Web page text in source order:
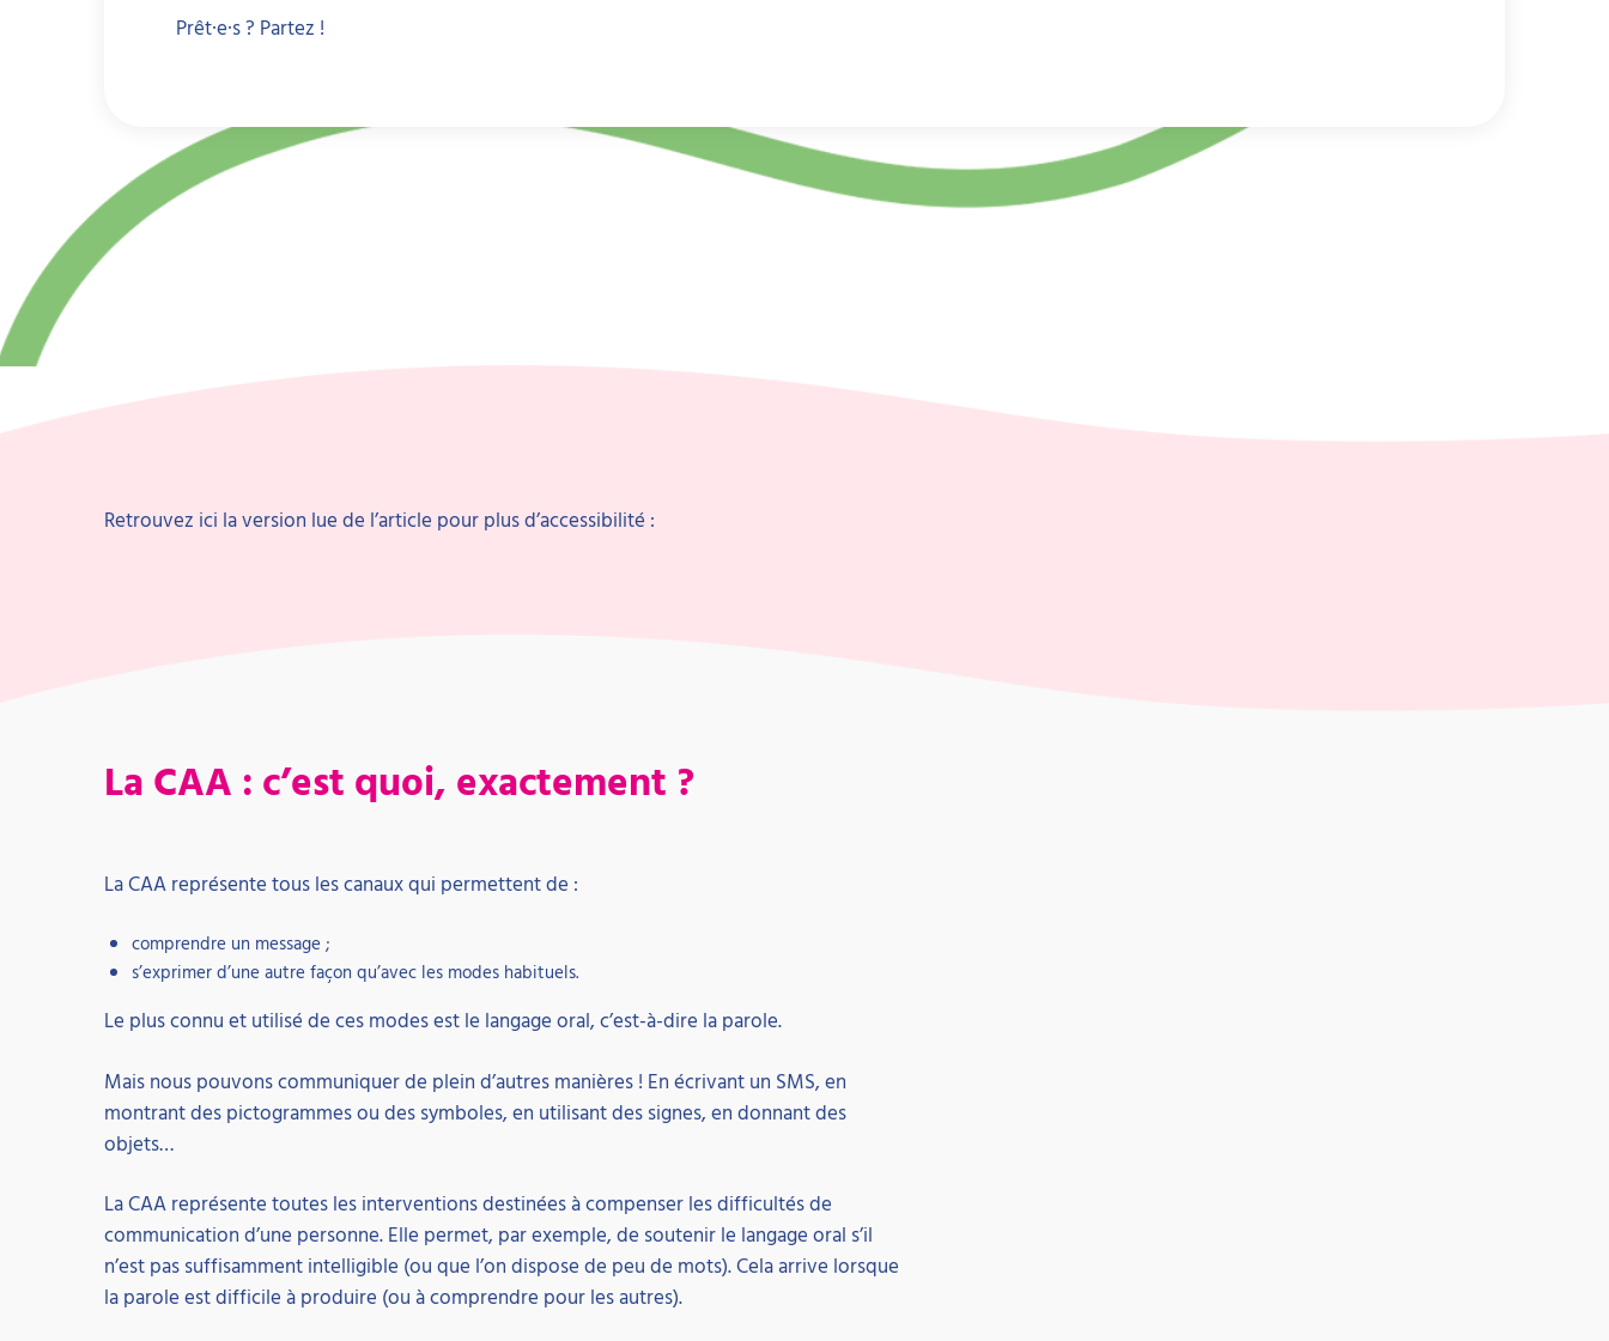
Prêt·e·s ? Partez !
Retrouvez ici la version lue de l’article pour plus d’accessibilité :
La CAA : c’est quoi, exactement ?
La CAA représente tous les canaux qui permettent de :
comprendre un message ;
s’exprimer d’une autre façon qu’avec les modes habituels.
Le plus connu et utilisé de ces modes est le langage oral, c’est-à-dire la parole.
Mais nous pouvons communiquer de plein d’autres manières ! En écrivant un SMS, en
montrant des pictogrammes ou des symboles, en utilisant des signes, en donnant des
objets…
La CAA représente toutes les interventions destinées à compenser les difficultés de
communication d’une personne. Elle permet, par exemple, de soutenir le langage oral s’il
n’est pas suffisamment intelligible (ou que l’on dispose de peu de mots). Cela arrive lorsque
la parole est difficile à produire (ou à comprendre pour les autres).